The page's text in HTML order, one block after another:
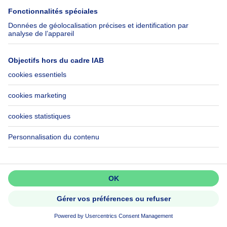
Activer l'alerte
avec 3 chambres et jardin
NOUVEAUNe passez pas à côté!
Créez une alerte pour découvrir
les nouvelles annonces en premier.